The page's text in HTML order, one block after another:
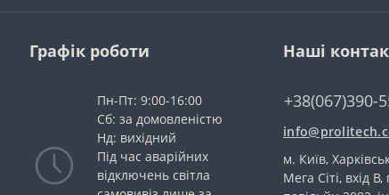
Графік роботи
Пн-Пт: 9:00-16:00
Сб: за домовленістю
Нд: вихідний
Під час аварійних
відключень світла
Наші
+38(067)390-
м. Київ,
Мега Сіті, вхід